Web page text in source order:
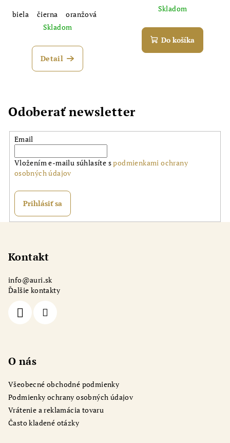
biela čierna
oranžová
Skladom
Detail
Skladom
Do košíka
Odoberať newsletter
Email
Vložením e-mailu súhlasíte spodmienkami ochrany
osobných údajov
Prihlásiť sa
Kontakt
info@auri.sk
Ďalšie kontakty
O nás
Všeobecné obchodné podmienky
Podmienky ochrany osobných údajov
Vrátenie a reklamácia tovaru
Často kladené otázky